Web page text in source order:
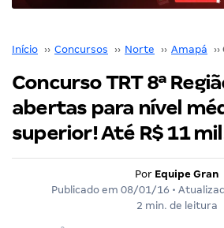
Início ›› Concursos ›› Norte ›› Amapá ››
Concurso TRT 8ª
abertas para nível
superior! Até R$ 11
Por Equipe Gran
Publicado em 08/01/16 •
2 min. de leitura